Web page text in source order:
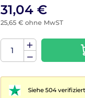
31,04 €
25,65 € ohne MwST
Siehe 504